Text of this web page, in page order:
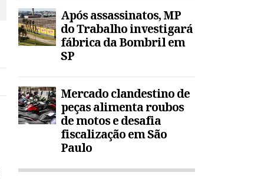
Após assassinatos, MP
do Trabalho investigará
fábrica da Bombril em
SP
Mercado clandestino de
peças alimenta roubos
de motos e desafia
fiscalização em São
Paulo